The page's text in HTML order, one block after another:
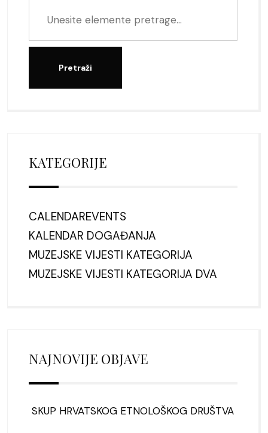
KATEGORIJE
CALENDAREVENTS
KALENDAR DOGAĐANJA
MUZEJSKE VIJESTI KATEGORIJA
MUZEJSKE VIJESTI KATEGORIJA DVA
NAJNOVIJE OBJAVE
SKUP HRVATSKOG ETNOLOŠKOG DRUŠTVA